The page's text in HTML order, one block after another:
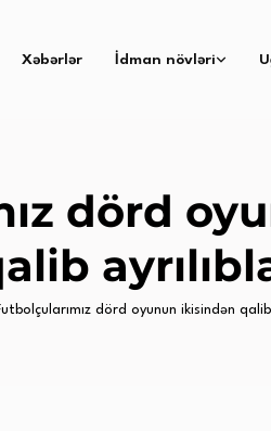
Xəbərlər İdman növləri
dörd
dörd oyunun ikisindən qalib